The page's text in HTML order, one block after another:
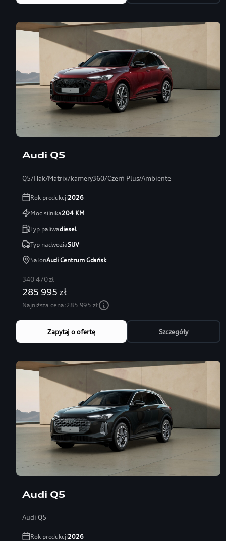
Audi Q5
Q5/Hak/Matrix/kamery360/Czerń Plus/Ambiente
Rok produkcji2026
Moc silnika204KM
Typ paliwadiesel
Typ nadwoziaSUV
SalonAudi Centrum Gdańsk
340 470 zł
285 995 zł
Najniższa cena:285 995 zł
Zapytaj o ofertę Szczegóły
Audi Q5
Audi Q5
Rok produkcji2026